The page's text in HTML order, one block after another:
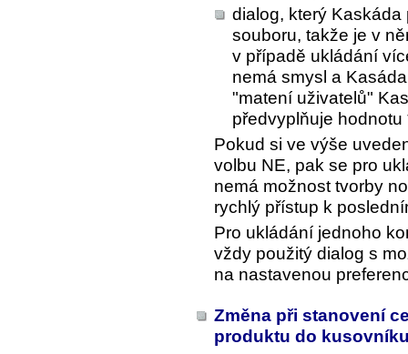
dialog, který
souboru, takže je v
v případě ukládání
nemá smysl a
"matení uživatelů"
předvyplňuje hodnotu
Pokud si ve výše
volbu NE, pak se pro
nemá možnost tvorby
rychlý přístup k
Pro ukládání jednoho
vždy použitý dialog s
na nastavenou
Změna při stanovení
produktu do